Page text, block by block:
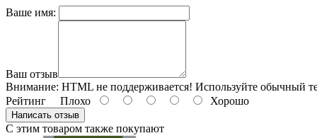
Ваше имя:
Ваш отзыв
Внимание: HTML не поддерживается! Используйте обычный
Рейтинг Плохо Хорошо
Написать отзыв
С этим товаром также покупают